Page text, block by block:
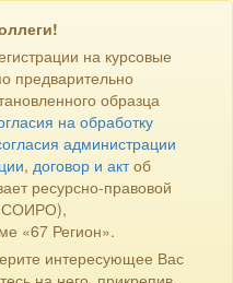
на курсовые
предварительно
образца
на обработку
администрации
, договор и актоб
ресурсно-правовой
СОИРО),
«67 Регион».
интересующее Вас